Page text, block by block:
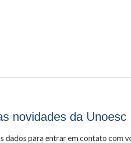
novidades da Unoesc
dados para entrar em contato com